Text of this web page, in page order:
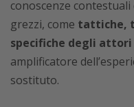
conoscenze
grezzi, come tattiche,
specifiche degli
amplificatore
sostituto.